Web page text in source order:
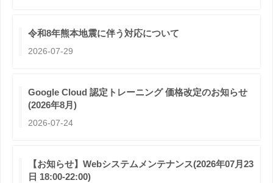
令和8年熊本地震に伴う対応について
2026-07-29
Google Cloud 認定トレーニング 価格改定のお知らせ
(2026年8月)
2026-07-24
【お知らせ】Webシステムメンテナンス(2026年07月23
日 18:00-22:00)